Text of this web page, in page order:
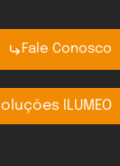
Fale Conosco
ILUMEO